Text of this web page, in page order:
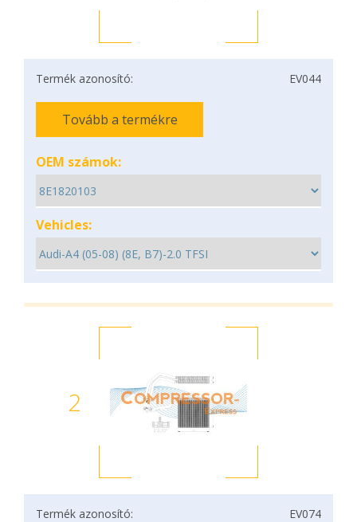
Termék azonosító: EV044
Tovább a termékre
OEM számok:
Vehicles:
2
Termék azonosító: EV074